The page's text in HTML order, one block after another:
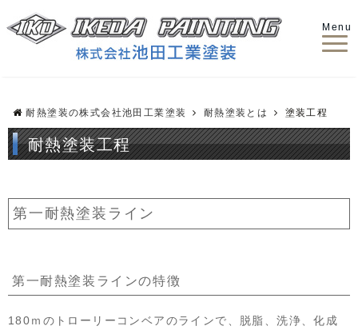
Menu
耐熱塗装の株式会社池田工業塗装 耐熱塗装とは 塗装工程
耐熱塗装工程
第一耐熱塗装ライン
第一耐熱塗装ラインの特徴
180ｍのトローリーコンベアのラインで、脱脂、洗浄、化成